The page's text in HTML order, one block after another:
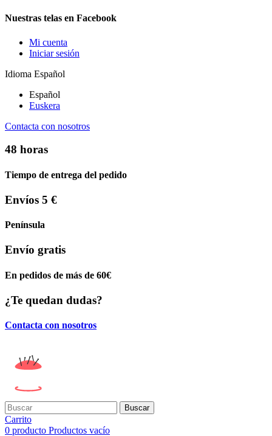
Nuestras telas en Facebook
Mi cuenta
Iniciar sesión
Idioma Español
Español
Euskera
Contacta con nosotros
48 horas
Tiempo de entrega del pedido
Envíos 5 €
Península
Envío gratis
En pedidos de más de 60€
¿Te quedan dudas?
Contacta con nosotros
Buscar
Carrito
0 producto Productos vacío